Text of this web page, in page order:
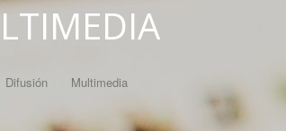
Difusión Multimedia